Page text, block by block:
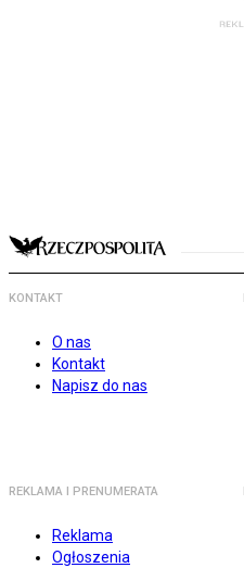
KONTAKT
O nas
Kontakt
Napisz do nas
REKLAMA I PRENUMERATA
Reklama
Ogłoszenia